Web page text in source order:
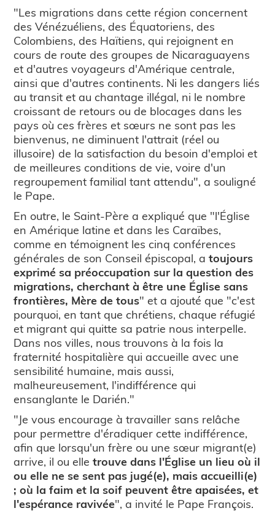
"Les migrations dans cette région concernent
des Vénézuéliens, des Équatoriens, des
Colombiens, des Haïtiens, qui rejoignent en
cours de route des groupes de Nicaraguayens
et d'autres voyageurs d'Amérique centrale,
ainsi que d'autres continents. Ni les dangers liés
au transit et au chantage illégal, ni le nombre
croissant de retours ou de blocages dans les
pays où ces frères et sœurs ne sont pas les
bienvenus, ne diminuent l'attrait (réel ou
illusoire) de la satisfaction du besoin d'emploi et
de meilleures conditions de vie, voire d'un
regroupement familial tant attendu", a souligné
le Pape.
En outre, le Saint-Père a expliqué que "l'Église
en Amérique latine et dans les Caraïbes,
comme en témoignent les cinq conférences
générales de son Conseil épiscopal, atoujours
exprimé sa préoccupation sur la question des
migrations, cherchant à être une Église sans
frontières, Mère de tous" et a ajouté que "c'est
pourquoi, en tant que chrétiens, chaque réfugié
et migrant qui quitte sa patrie nous interpelle.
Dans nos villes, nous trouvons à la fois la
fraternité hospitalière qui accueille avec une
sensibilité humaine, mais aussi,
malheureusement, l'indifférence qui
ensanglante le Darién."
"Je vous encourage à travailler sans relâche
pour permettre d'éradiquer cette indifférence,
afin que lorsqu'un frère ou une sœur migrant(e)
arrive, il ou elletrouve dans l'Église un lieu où il
ou elle ne se sent pas jugé(e), mais accueilli(e)
; où la faim et la soif peuvent être apaisées, et
l'espérance ravivée", a invité le Pape François.